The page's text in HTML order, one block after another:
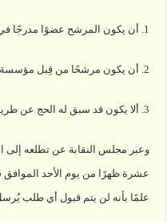
1. أن يكون المرشح عضوًا مدرجًا في سجل الصحفيين الممارسين.
2. أن يكون مرشحًا من قِبل مؤسسة إعلامية مرخصة.
3. ألا يكون قد سبق له الحج عن طريق بعثات النقابة.
وعبر مجلس النقابة عن تطلعه إلى
علمًا بأنه لن يتم قبول أي طلب